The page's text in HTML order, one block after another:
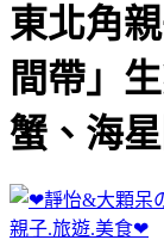
東北角
間帶」
蟹、海
親子.旅遊.美食❤